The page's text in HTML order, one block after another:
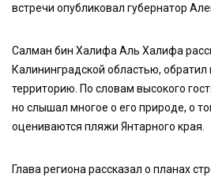
встречи опубликовал губернатор
Салман бин Халифа Аль Халифа
Калининградской областью, обратил
территорию. По словам высокого
но слышал многое о его природе, о
оцениваются пляжи Янтарного края.
Глава региона рассказал о планах